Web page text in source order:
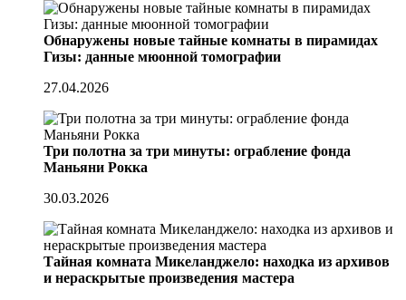
Обнаружены новые тайные комнаты в пирамидах
Гизы: данные мюонной томографии
27.04.2026
Три полотна за три минуты: ограбление фонда
Маньяни Рокка
30.03.2026
Тайная комната Микеланджело: находка из архивов
и нераскрытые произведения мастера